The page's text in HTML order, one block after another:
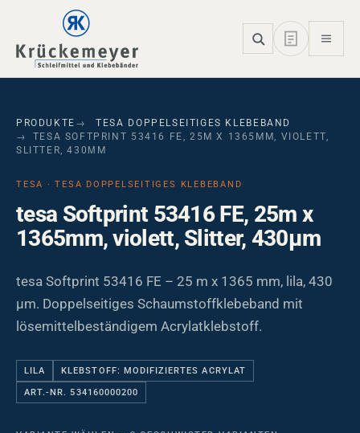
Skip to main navigation
Skip to main content
Skip to page footer
PRODUKTE
TESA DOPPELSEITIGES KLEBEBAND
TESA SOFTPRINT 53416 FE, 25M X 1365MM, VIOLETT,
SLITTER, 430ΜM
TESA · TESA DOPPELSEITIGES KLEBEBAND
tesa Softprint 53416 FE, 25m x
1365mm, violett, Slitter, 430µm
tesa Softprint 53416 FE – 25 m x 1365 mm, lila, 430
µm. Doppelseitiges Schaumstoffklebeband mit
lösemittelbeständigem Acrylatklebstoff.
LILA KLEBSTOFF: MODIFIZIERTES ACRYLAT
ART.-NR. 534160000200